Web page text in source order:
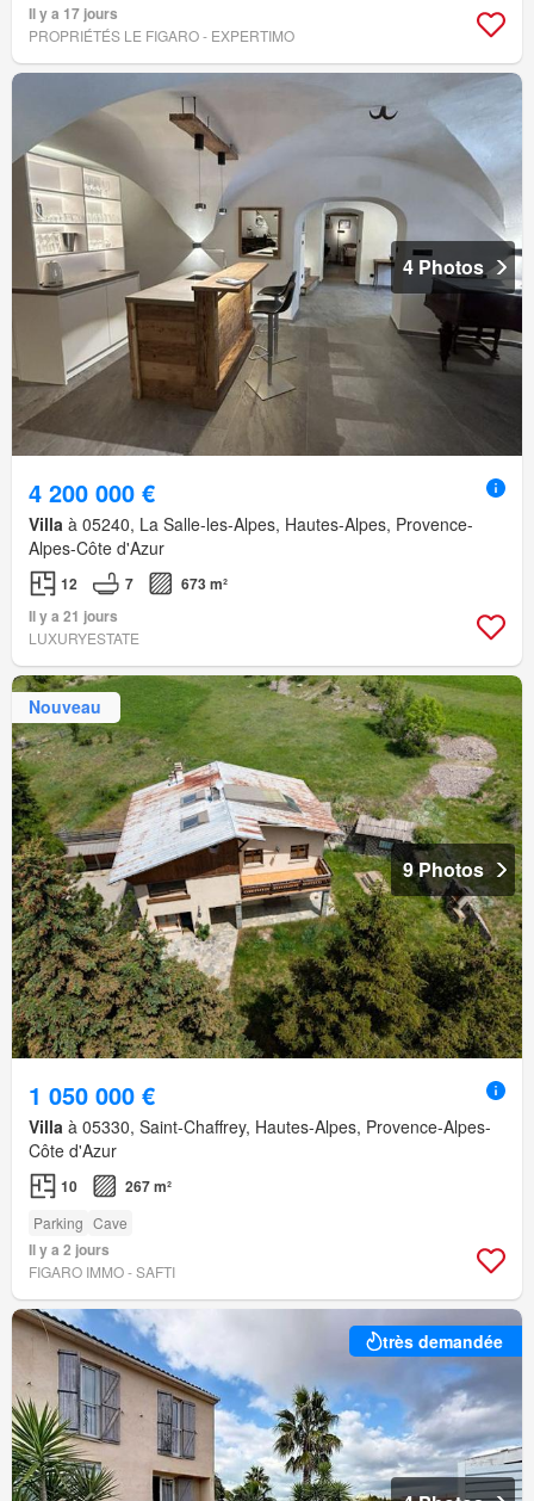
Il y a 17 jours
PROPRIÉTÉS LE FIGARO - EXPERTIMO
4 Photos
4 200 000 €
Villa à 05240, La Salle-les-Alpes, Hautes-Alpes, Provence-
Alpes-Côte d'Azur
12 7
673 m²
Il y a 21 jours
LUXURYESTATE
Nouveau
9 Photos
1 050 000 €
Villa à 05330, Saint-Chaffrey, Hautes-Alpes, Provence-Alpes-
Côte d'Azur
10 267 m²
Parking Cave
Il y a 2 jours
FIGARO IMMO - SAFTI
très demandée